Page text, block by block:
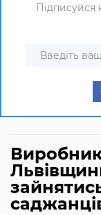
Підписуйся